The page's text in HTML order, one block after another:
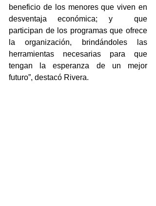
beneficio de los menores que viven en
desventaja económica; y  que
participan de los programas que ofrece
la organización, brindándoles las
herramientas necesarias para que
tengan la esperanza de un mejor
futuro”, destacó Rivera.